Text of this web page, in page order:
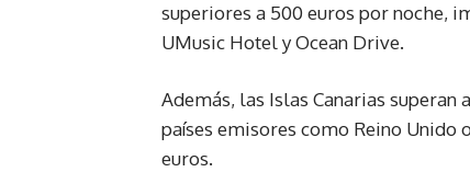
superiores a 500 euros por noche,
UMusic Hotel y Ocean Drive.
Además, las Islas Canarias
países emisores como Reino Unido
euros.